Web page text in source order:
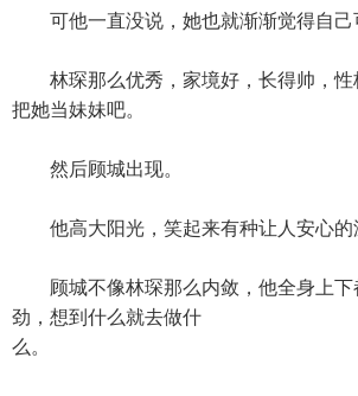
可他一直没说，她也就渐渐觉得自己
林琛那么优秀，家境好，长得帅，性
把她当妹妹吧。
然后顾城出现。
他高大阳光，笑起来有种让人安心的
顾城不像林琛那么内敛，他全身上下
劲，想到什么就去做什
么。